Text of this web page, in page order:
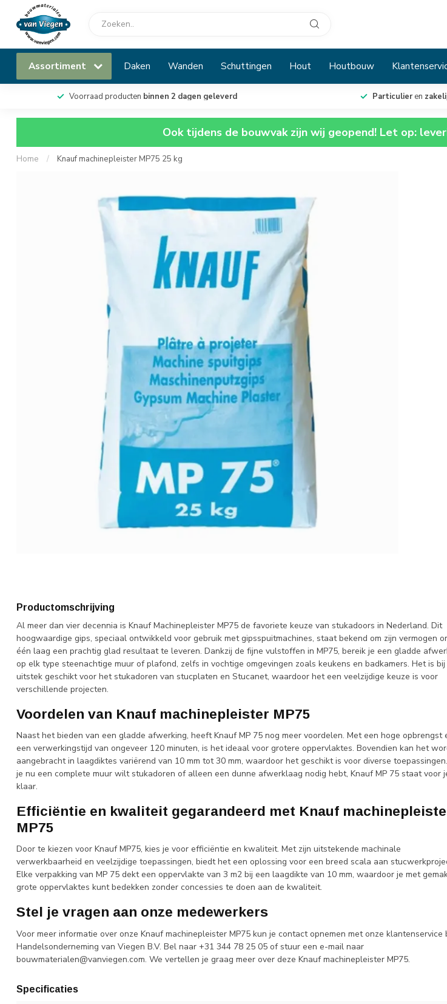
Assortiment Daken Wanden Schuttingen Hout Houtbouw
Voorraad producten binnen 2 dagen geleverd Particulieren
Ook tijdens de bouwvak zijn wij geopend! Let op:
Home / Knauf machinepleister MP75 25 kg
Productomschrijving
Al meer dan vier decennia is Knauf Machinepleister MP75 de favoriete keuze van stukadoors in Nederland. Dit
hoogwaardige gips, speciaal ontwikkeld voor gebruik met gipsspuitmachines, staat bekend om zijn vermogen
één laag een prachtig glad resultaat te leveren. Dankzij de fijne vulstoffen in MP75, bereik je een gladde
op elk type steenachtige muur of plafond, zelfs in vochtige omgevingen zoals keukens en badkamers. Het is bij
uitstek geschikt voor het stukadoren van stucplaten en Stucanet, waardoor het een veelzijdige keuze is voor
verschillende projecten.
Voordelen van Knauf machinepleister MP75
Naast het bieden van een gladde afwerking, heeft Knauf MP 75 nog meer voordelen. Met een hoge opbrengst
een verwerkingstijd van ongeveer 120 minuten, is het ideaal voor grotere oppervlaktes. Bovendien kan het
aangebracht in laagdiktes variërend van 10 mm tot 30 mm, waardoor het geschikt is voor diverse
je nu een complete muur wilt stukadoren of alleen een dunne afwerklaag nodig hebt, Knauf MP 75 staat voor
klaar.
Efficiëntie en kwaliteit gegarandeerd met Knauf
MP75
Door te kiezen voor Knauf MP75, kies je voor efficiëntie en kwaliteit. Met zijn uitstekende machinale
verwerkbaarheid en veelzijdige toepassingen, biedt het een oplossing voor een breed scala aan
Elke verpakking van MP 75 dekt een oppervlakte van 3 m2 bij een laagdikte van 10 mm, waardoor je met
grote oppervlaktes kunt bedekken zonder concessies te doen aan de kwaliteit.
Stel je vragen aan onze medewerkers
Voor meer informatie over onze Knauf machinepleister MP75 kun je contact opnemen met onze klantenservice
Handelsonderneming van Viegen B.V. Bel naar +31 344 78 25 05 of stuur een e-mail naar
bouwmaterialen@vanviegen.com. We vertellen je graag meer over deze Knauf machinepleister MP75.
Specificaties